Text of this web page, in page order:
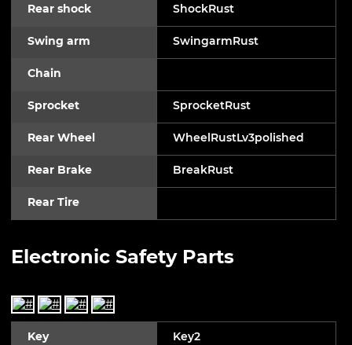
Rear shock ShockRust
Swing arm SwingarmRust
Chain
Sprocket SprocketRust
Rear Wheel WheelRustLv3polished
Rear Brake BreakRust
Rear Tire
Electronic Safety Parts
Key Key2